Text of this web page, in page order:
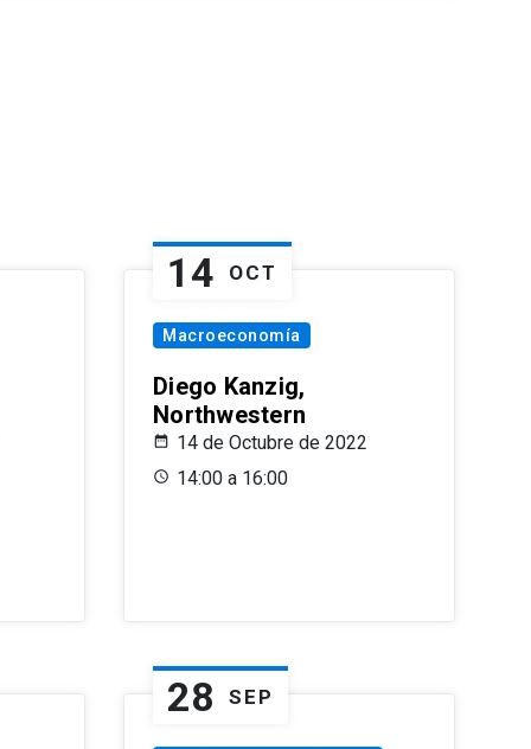
14 OCT
Macroeconomía
Diego Kanzig,
Northwestern
14 de Octubre de 2022
14:00 a 16:00
28 SEP